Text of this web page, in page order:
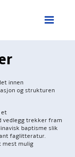
innen
og strukturen
et
vedlegg trekker fram
baptisme slik
faglitteratur.
mest mulig